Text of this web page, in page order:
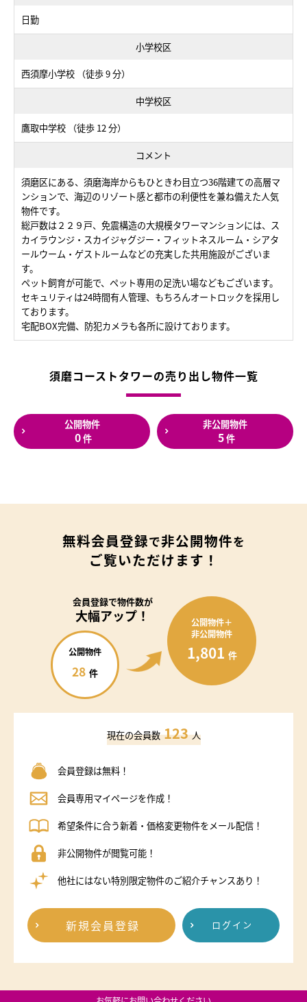
日勤
小学校区
西須摩小学校 （徒歩 9 分）
中学校区
鷹取中学校 （徒歩 12 分）
コメント
須磨区にある、須磨海岸からもひときわ目立つ36階建ての高層マ
ンションで、海辺のリゾート感と都市の利便性を兼ね備えた人気
物件です。
総戸数は２２９戸、免震構造の大規模タワーマンションには、ス
カイラウンジ・スカイジャグジー・フィットネスルーム・シアタ
ールウーム・ゲストルームなどの充実した共用施設がございま
す。
ペット飼育が可能で、ペット専用の足洗い場などもございます。
セキュリティは24時間有人管理、もちろんオートロックを採用し
ております。
宅配BOX完備、防犯カメラも各所に設けております。
須磨コーストタワーの売り出し物件一覧
公開物件
0件
非公開物件
5件
無料会員登録で非公開物件を
ご覧いただけます！
会員登録で物件数が
大幅アップ！
公開物件
28 件
公開物件＋
非公開物件
1,801 件
現在の会員数 123 人
会員登録は無料！
会員専用マイページを作成！
希望条件に合う新着・価格変更物件をメール配信！
非公開物件が閲覧可能！
他社にはない特別限定物件のご紹介チャンスあり！
新規会員登録 ログイン